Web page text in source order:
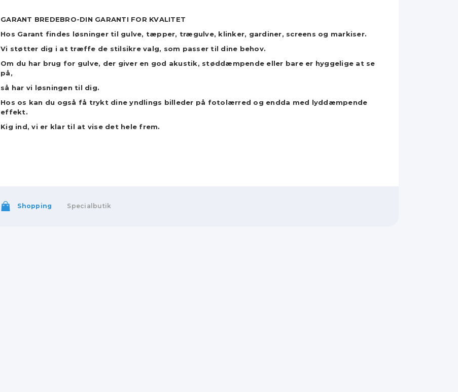
GARANT BREDEBRO-DIN GARANTI FOR KVALITET
Hos Garant findes løsninger til gulve, tæpper, trægulve, klinker, gardiner, screens og markiser.
Vi støtter dig i at træffe de stilsikre valg, som passer til dine behov.
Om du har brug for gulve, der giver en god akustik, støddæmpende eller bare er hyggelige at se
på,
så har vi løsningen til dig.
Hos os kan du også få trykt dine yndlings billeder på fotolærred og endda med lyddæmpende
effekt.
Kig ind, vi er klar til at vise det hele frem.
Shopping Specialbutik